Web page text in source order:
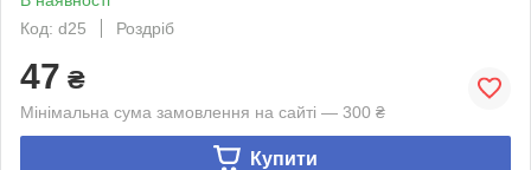
Код: d25
Роздріб
47 ₴
Мінімальна сума замовлення на сайті — 300 ₴
Купити